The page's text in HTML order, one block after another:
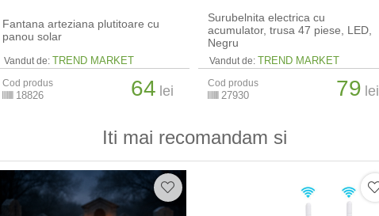
Fantana arteziana plutitoare cu
panou solar
Vandut de: TREND MARKET
Cod produs
18826 64 lei
Surubelnita electrica cu
acumulator, trusa 47 piese, LED,
Negru
Vandut de: TREND MARKET
Cod produs
27930 79 lei
Iti mai recomandam si